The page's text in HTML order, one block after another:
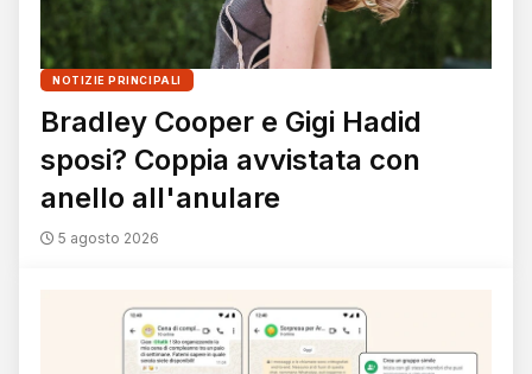
NOTIZIE PRINCIPALI
Bradley Cooper e Gigi Hadid
sposi? Coppia avvistata con
anello all'anulare
5 agosto 2026